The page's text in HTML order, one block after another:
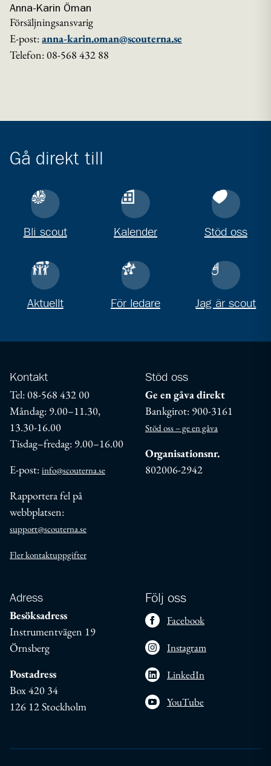
Anna-Karin Öman
Försäljningsansvarig
E-post:anna-karin.oman@scouterna.se
Telefon: 08-568 432 88
Gå direkt till
Bli scout Kalender Stöd oss
Aktuellt För ledare Jag är scout
Kontakt
Tel: 08-568 432 00
Måndag: 9.00–11.30,
13.30-16.00
Tisdag–fredag: 9.00–16.00
E-post: info@scouterna.se
Rapportera fel på
webbplatsen:
support@scouterna.se
Fler kontaktuppgifter
Stöd oss
Ge en gåva direkt
Bankgirot: 900-3161
Stöd oss – ge en gåva
Organisationsnr.
802006-2942
Adress
Besöksadress
Instrumentvägen 19
Örnsberg
Postadress
Box 420 34
126 12 Stockholm
Följ oss
Facebook
Instagram
LinkedIn
YouTube